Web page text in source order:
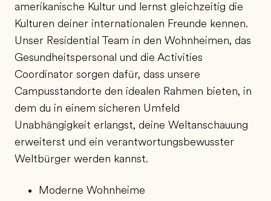
amerikanische Kultur und lernst gleichzeitig die
Kulturen deiner internationalen Freunde kennen.
Unser Residential Team in den Wohnheimen, das
Gesundheitspersonal und die Activities
Coordinator sorgen dafür, dass unsere
Campusstandorte den idealen Rahmen bieten, in
dem du in einem sicheren Umfeld
Unabhängigkeit erlangst, deine Weltanschauung
erweiterst und ein verantwortungsbewusster
Weltbürger werden kannst.
Moderne Wohnheime